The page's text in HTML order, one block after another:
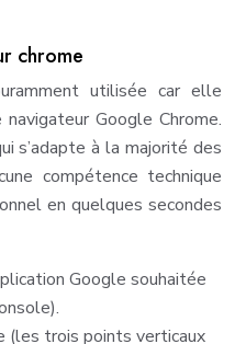
chrome
utilisée car elle
Google Chrome.
s’adapte à la majorité des
compétence technique
en quelques secondes
Google souhaitée
(les trois points verticaux